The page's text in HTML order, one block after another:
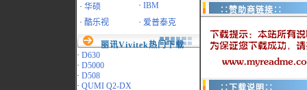
· 华硕 · IBM
· 酷乐视 · 爱普泰克
丽讯Vivitek热门下载
· D630
· D5000
· D508
· QUMI Q2-DX
∷赞助商链接∷
∷下载说明∷